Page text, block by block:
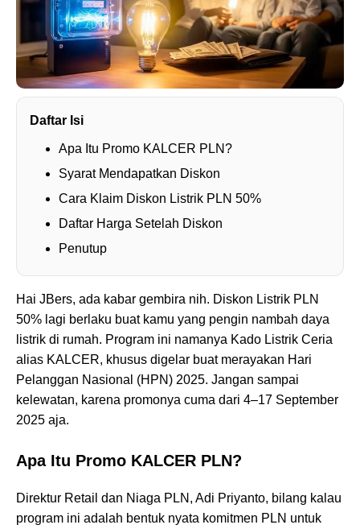
Daftar Isi
Apa Itu Promo KALCER PLN?
Syarat Mendapatkan Diskon
Cara Klaim Diskon Listrik PLN 50%
Daftar Harga Setelah Diskon
Penutup
Hai JBers, ada kabar gembira nih. Diskon Listrik PLN
50% lagi berlaku buat kamu yang pengin nambah daya
listrik di rumah. Program ini namanya Kado Listrik Ceria
alias KALCER, khusus digelar buat merayakan Hari
Pelanggan Nasional (HPN) 2025. Jangan sampai
kelewatan, karena promonya cuma dari 4–17 September
2025 aja.
Apa Itu Promo KALCER PLN?
Direktur Retail dan Niaga PLN, Adi Priyanto, bilang kalau
program ini adalah bentuk nyata komitmen PLN untuk